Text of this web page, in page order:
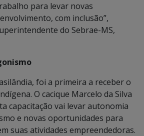
para levar novas
com inclusão”,
do Sebrae-MS,
foi a primeira a receber o
O cacique Marcelo da Silva
capacitação vai levar autonomia
e novas oportunidades para
suas atividades empreendedoras.